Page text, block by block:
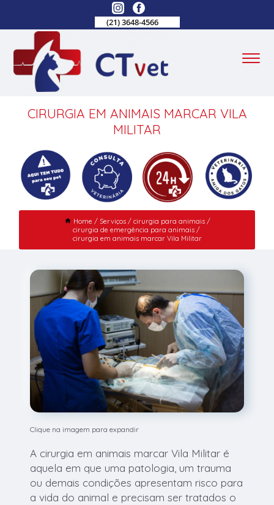
(21) 3648-4566
CIRURGIA EM ANIMAIS MARCAR VILA
MILITAR
Home Serviços
cirurgia para animais
cirurgia de emergência para animais
cirurgia em animais marcar Vila Militar
Clique na imagem para expandir
A cirurgia em animais marcar Vila Militar é
aquela em que uma patologia, um trauma
ou demais condições apresentam risco para
a vida do animal e precisam ser tratados o